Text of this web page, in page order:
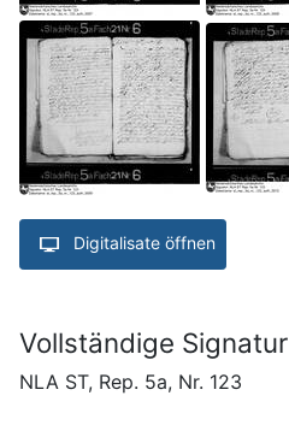
Digitalisate öffnen
Vollständige Signatur
NLA ST, Rep. 5a, Nr. 123